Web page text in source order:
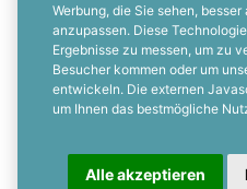
Werbung, die Sie sehen,
anzupassen. Diese
Ergebnisse zu messen, um zu
Besucher kommen oder um
entwickeln. Die externen
um Ihnen das bestmögliche
Alle akzeptieren